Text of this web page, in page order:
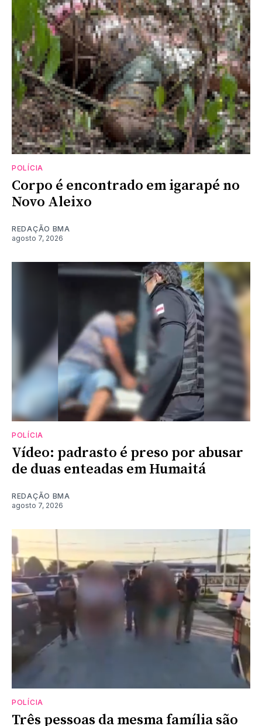
POLÍCIA
Corpo é encontrado em igarapé no
Novo Aleixo
REDAÇÃO BMA
agosto 7, 2026
POLÍCIA
Vídeo: padrasto é preso por abusar
de duas enteadas em Humaitá
REDAÇÃO BMA
agosto 7, 2026
POLÍCIA
Três pessoas da mesma família são